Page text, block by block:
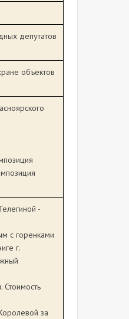
депутатов
объектов
-
с горенками
г.
за